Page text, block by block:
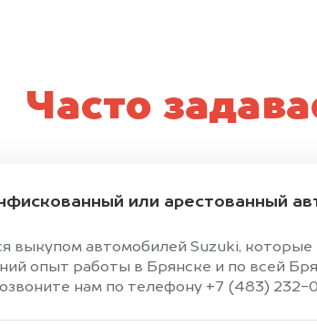
Часто
или арестованный
выкупом автомобилей Suzuki,
опыт работы в Брянске и по всей
нам по телефону +7 (483) 232-